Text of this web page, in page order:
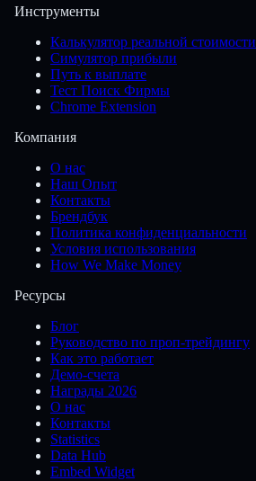
Инструменты
Калькулятор реальной стоимости
Симулятор прибыли
Путь к выплате
Тест Поиск Фирмы
Chrome Extension
Компания
О нас
Наш Опыт
Контакты
Брендбук
Политика конфиденциальности
Условия использования
How We Make Money
Ресурсы
Блог
Руководство по проп-трейдингу
Как это работает
Демо-счета
Награды 2026
О нас
Контакты
Statistics
Data Hub
Embed Widget